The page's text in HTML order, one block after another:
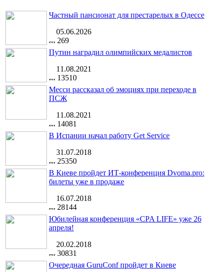
Частный пансионат для престарелых в Одессе
05.06.2026
269
Путин наградил олимпийских медалистов
11.08.2021
13510
Месси рассказал об эмоциях при переходе в
ПСЖ
11.08.2021
14081
В Испании начал работу Get Service
31.07.2018
25350
В Киеве пройдет ИТ-конференция Dvoma.pro:
билеты уже в продаже
16.07.2018
28144
Юбилейная конференция «CPA LIFE» уже 26
апреля!
20.02.2018
30831
Очередная GuruConf пройдет в Киеве